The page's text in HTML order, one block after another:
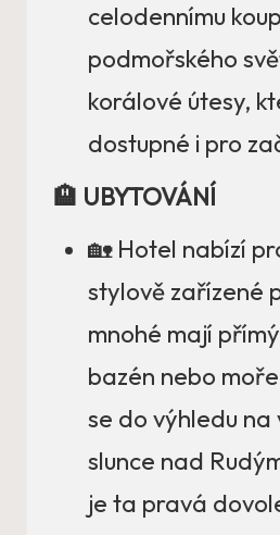
celodennímu
podmořského
korálové útesy,
dostupné i pro
🏨 UBYTOVÁNÍ
🏡 Hotel nabízí
stylově zařízené
mnohé mají
bazén nebo
se do výhledu na
slunce nad
je ta pravá